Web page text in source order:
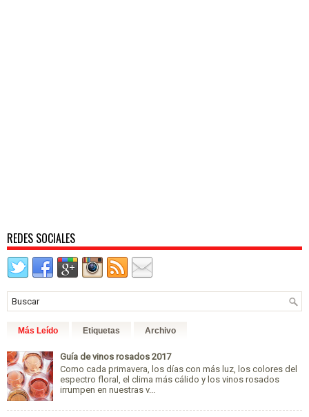
REDES SOCIALES
Más Leído Etiquetas Archivo
Guía de vinos rosados 2017
Como cada primavera, los días con más luz, los colores del
espectro floral, el clima más cálido y los vinos rosados
irrumpen en nuestras v...